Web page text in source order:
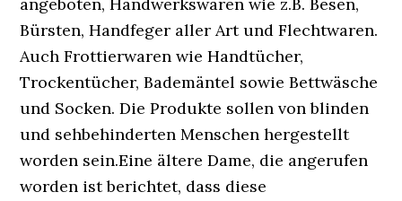
Bürsten, Handfeger aller Art und Flechtwaren.
Auch Frottierwaren wie Handtücher,
Trockentücher, Bademäntel sowie Bettwäsche
und Socken. Die Produkte sollen von blinden
und sehbehinderten Menschen hergestellt
worden sein.Eine ältere Dame, die angerufen
worden ist berichtet, dass diese